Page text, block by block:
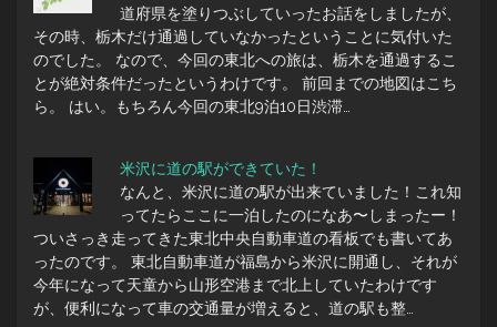
道府県を塗りつぶしていったお話をしましたが、
その時、栃木だけ通過していなかったということに気付いた
のでした。 なので、今回の東北への旅は、栃木を通過するこ
とが絶対条件だったというわけです。 前回までの地図はこち
ら。 はい。もちろん今回の東北9泊10日渋滞…
米沢に道の駅ができていた！
なんと、米沢に道の駅が出来ていました！これ知
ってたらここに一泊したのになあ〜しまったー！
ついさっき走ってきた東北中央自動車道の看板でも書いてあ
ったのです。 東北自動車道が福島から米沢に開通し、それが
今年になって天童から山形空港まで北上していたわけです
が、便利になって車の交通量が増えると、道の駅も整…